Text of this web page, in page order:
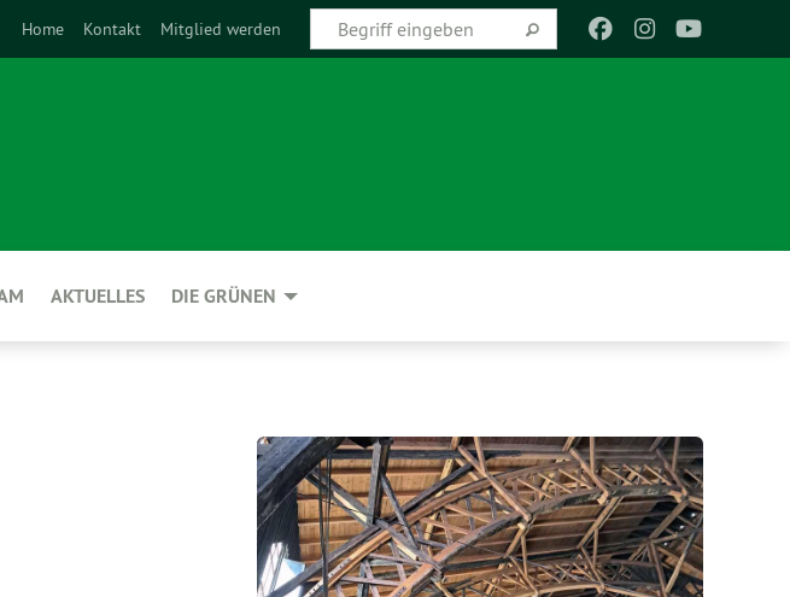
Home Kontakt Mitglied werden
AKTUELLES DIE GRÜNEN